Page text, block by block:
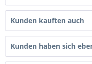
Kunden kauften auch
Kunden haben sich